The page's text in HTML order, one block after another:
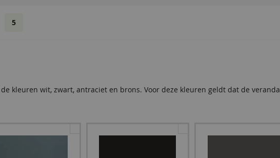
5
kleuren wit, zwart, antraciet en brons. Voor deze kleuren geldt dat de veranda